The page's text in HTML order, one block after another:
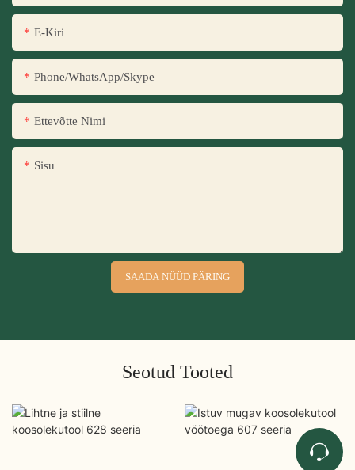
E-Kiri
Phone/WhatsApp/Skype
Ettevõtte Nimi
Sisu
SAADA NÜÜD PÄRING
Seotud Tooted